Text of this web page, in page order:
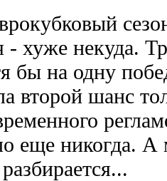
- хуже некуда.
бы на одну
второй шанс
еще никогда. А